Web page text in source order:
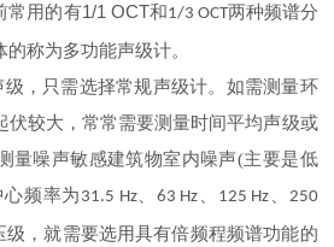
常用的有1/1 OCT和1/3 OCT两种频谱分
称为多功能声级计。
级，只需选择常规声级计。如需测量环
伏较大，常常需要测量时间平均声级或
量噪声敏感建筑物室内噪声(主要是低
频率为 31.5 Hz、 63 Hz 125 Hz 250
级，就需要选用具有倍频程频谱功能的